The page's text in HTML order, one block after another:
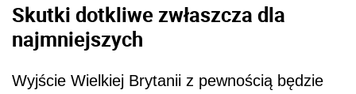
Skutki dotkliwe zwłaszcza dla
najmniejszych
Wyjście Wielkiej Brytanii z pewnością będzie